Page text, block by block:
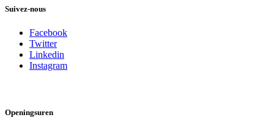
Suivez-nous
Facebook
Twitter
Linkedin
Instagram
Openingsuren